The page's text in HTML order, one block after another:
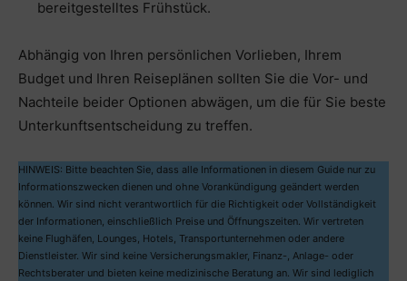
bereitgestelltes Frühstück.
Abhängig von Ihren persönlichen Vorlieben, Ihrem
Budget und Ihren Reiseplänen sollten Sie die Vor- und
Nachteile beider Optionen abwägen, um die für Sie beste
Unterkunftsentscheidung zu treffen.
HINWEIS: Bitte beachten Sie, dass alle Informationen in diesem Guide nur zu
Informationszwecken dienen und ohne Vorankündigung geändert werden
können. Wir sind nicht verantwortlich für die Richtigkeit oder Vollständigkeit
der Informationen, einschließlich Preise und Öffnungszeiten. Wir vertreten
keine Flughäfen, Lounges, Hotels, Transportunternehmen oder andere
Dienstleister. Wir sind keine Versicherungsmakler, Finanz-, Anlage- oder
Rechtsberater und bieten keine medizinische Beratung an. Wir sind lediglich